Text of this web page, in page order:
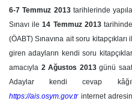
6-7 Temmuz 2013tarihlerinde
Sınavı ile14 Temmuz 2013tarihinde
(ÖABT) Sınavına ait soru
giren adayların kendi soru
amacıyla 2 Ağustos 2013günü
Adaylar kendi cevap
https://ais.osym.gov.trinternet